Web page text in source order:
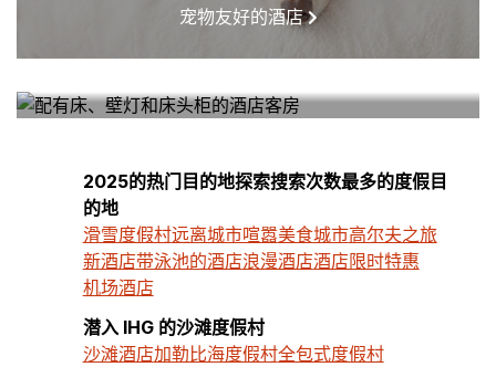
宠物友好的酒店
2025的热门目的地探索搜索次数最多的度假目
的地
滑雪度假村远离城市喧嚣美食城市高尔夫之旅
新酒店带泳池的酒店浪漫酒店酒店限时特惠
机场酒店
潜入 IHG 的沙滩度假村
沙滩酒店加勒比海度假村全包式度假村